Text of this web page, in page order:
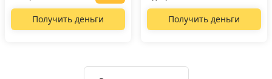
Получить деньги Получить деньги